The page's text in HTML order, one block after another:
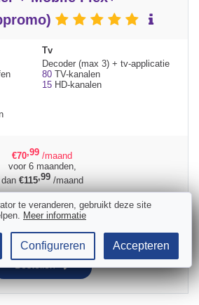
Tv
Decoder (max 3) + tv-applicatie
80 TV-kanalen
15 HD-kanalen
€70,99 /maand
voor 6 maanden,
dan €115,99/maand
installatie€79 Gratis
termijn van Proximus:
5 werkdagen
Bestellen
te veranderen, gebruikt deze site
Meer informatie
Configureren Accepteren